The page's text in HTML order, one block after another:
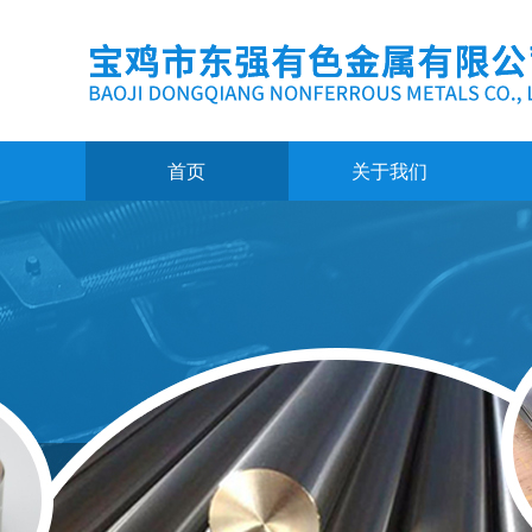
首页 关于我们